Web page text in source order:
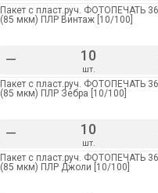
Пакет с пласт.руч. ФОТОПЕЧАТЬ
(85 мкм) ПЛР Винтаж [10/100]
– шт.
Пакет с пласт.руч. ФОТОПЕЧАТЬ
(85 мкм) ПЛР Зебра [10/100]
– шт.
Пакет с пласт.руч. ФОТОПЕЧАТЬ
(85 мкм) ПЛР Джоли [10/100]